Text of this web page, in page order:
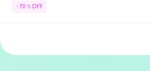
↑70％OFF